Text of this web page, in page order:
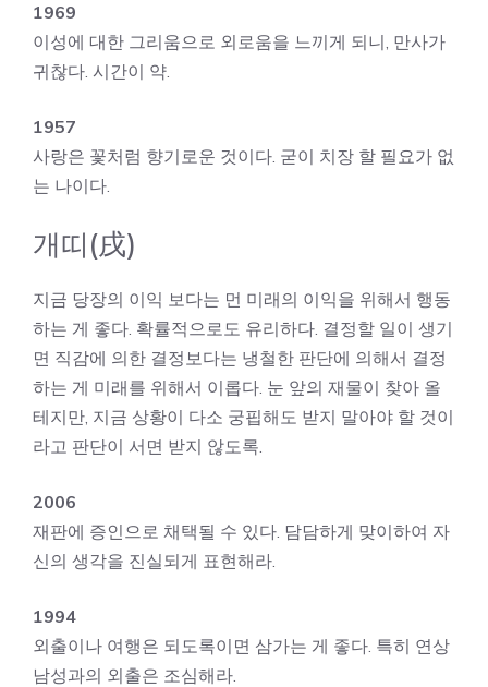
1969
이성에 대한 그리움으로 외로움을 느끼게 되니, 만사가
귀찮다. 시간이 약.
1957
사랑은 꽃처럼 향기로운 것이다. 굳이 치장 할 필요가 없
는 나이다.
개띠(戌)
지금 당장의 이익 보다는 먼 미래의 이익을 위해서 행동
하는 게 좋다. 확률적으로도 유리하다. 결정할 일이 생기
면 직감에 의한 결정보다는 냉철한 판단에 의해서 결정
하는 게 미래를 위해서 이롭다. 눈 앞의 재물이 찾아 올
테지만, 지금 상황이 다소 궁핍해도 받지 말아야 할 것이
라고 판단이 서면 받지 않도록.
2006
재판에 증인으로 채택될 수 있다. 담담하게 맞이하여 자
신의 생각을 진실되게 표현해라.
1994
외출이나 여행은 되도록이면 삼가는 게 좋다. 특히 연상
남성과의 외출은 조심해라.